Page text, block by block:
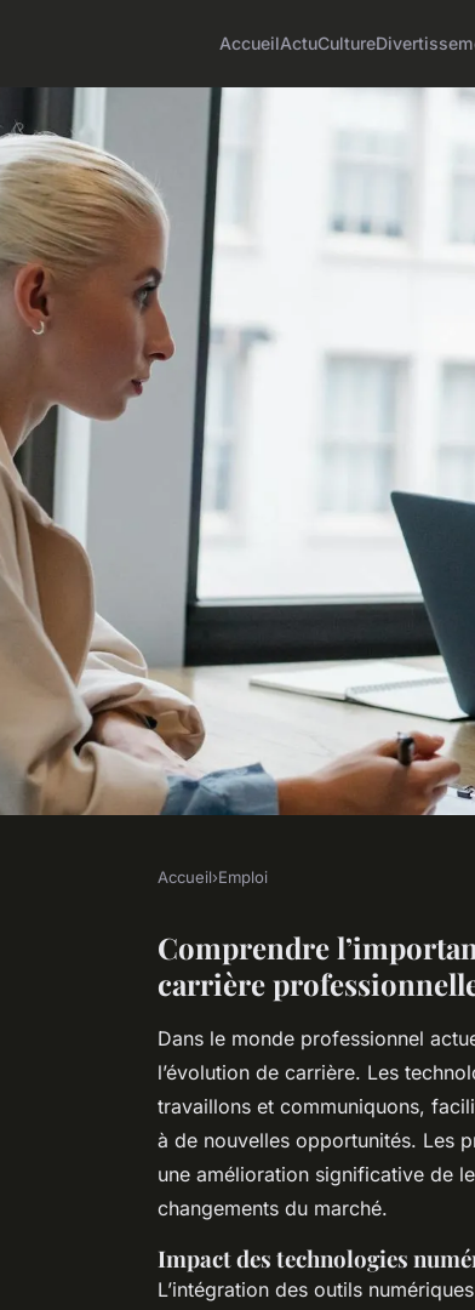
AccueilActuCulture
Booster Sa
Grâce
Accueil›Emploi
Comprendre
carrière
Dans le monde professionnel
l’évolution de carrière. Les
travaillons et communiquons,
à de nouvelles opportunités. Les
une amélioration significative de
changements du marché.
Impact des technologies
L’intégration des outils